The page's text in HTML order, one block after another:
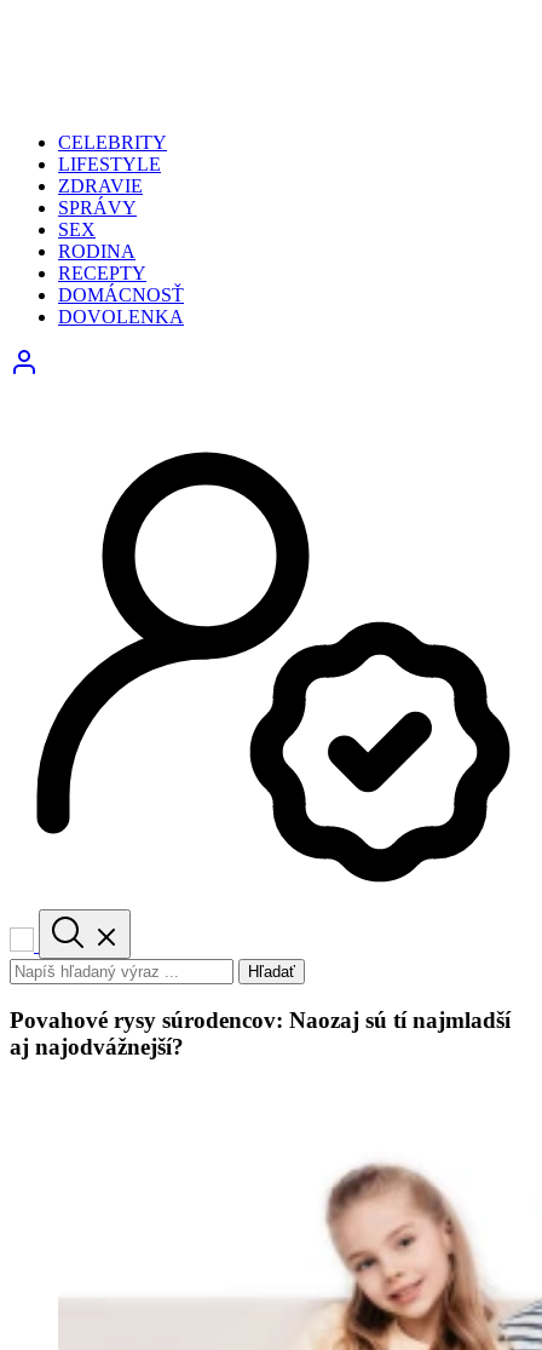
CELEBRITY
LIFESTYLE
ZDRAVIE
SPRÁVY
SEX
RODINA
RECEPTY
DOMÁCNOSŤ
DOVOLENKA
Hľadať
Povahové rysy súrodencov: Naozaj sú tí najmladší
aj najodvážnejší?